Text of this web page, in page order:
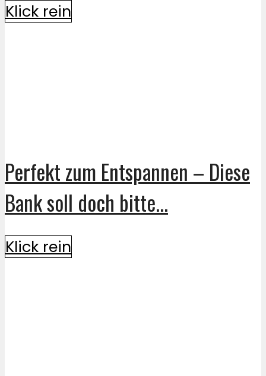
Klick rein
Perfekt zum Entspannen – Diese
Bank soll doch bitte...
Klick rein